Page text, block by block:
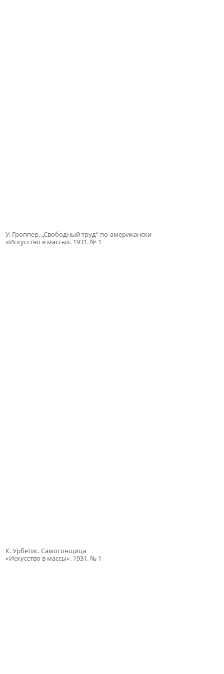
У. Гроппер. „Свободный труд“ по-американски
«Искусство в массы». 1931. № 1
К. Урбетис. Самогонщица
«Искусство в массы». 1931. № 1